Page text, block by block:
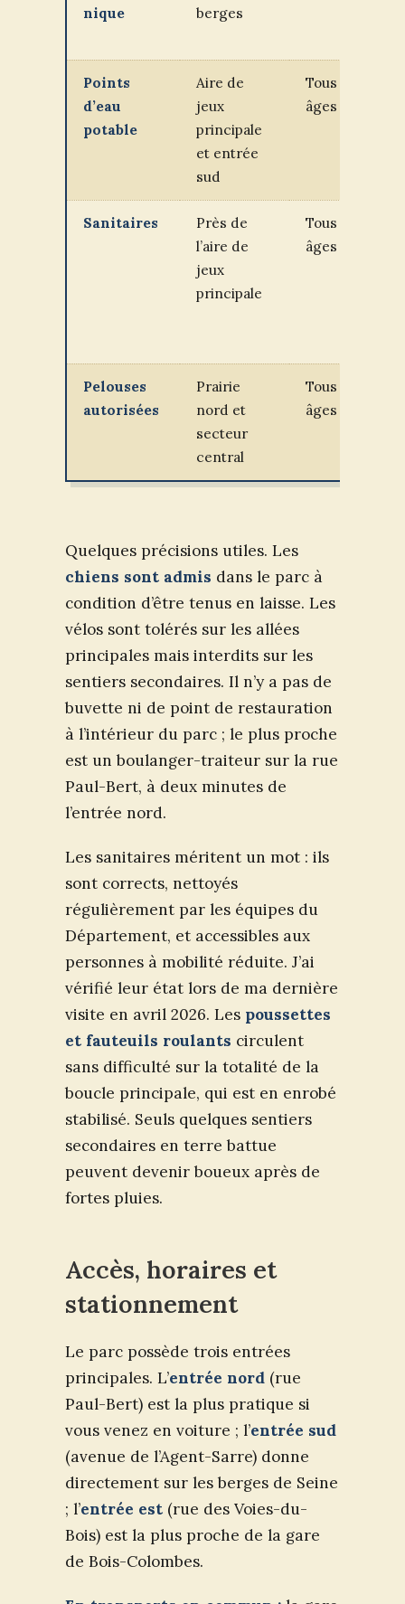
nique
berges
Points
d’eau
potable
Aire de
jeux
principale
et entrée
sud
Tous
âges
Sanitaires
Près de
l’aire de
jeux
principale
Tous
âges
Pelouses
autorisées
Prairie
nord et
secteur
central
Tous
âges
Quelques précisions utiles. Les
chiens sont admis dans le parc à
condition d’être tenus en laisse. Les
vélos sont tolérés sur les allées
principales mais interdits sur les
sentiers secondaires. Il n’y a pas de
buvette ni de point de restauration
à l’intérieur du parc ; le plus proche
est un boulanger-traiteur sur la rue
Paul-Bert, à deux minutes de
l’entrée nord.
Les sanitaires méritent un mot : ils
sont corrects, nettoyés
régulièrement par les équipes du
Département, et accessibles aux
personnes à mobilité réduite. J’ai
vérifié leur état lors de ma dernière
visite en avril 2026. Les poussettes
et fauteuils roulants circulent
sans difficulté sur la totalité de la
boucle principale, qui est en enrobé
stabilisé. Seuls quelques sentiers
secondaires en terre battue
peuvent devenir boueux après de
fortes pluies.
Accès, horaires et
stationnement
Le parc possède trois entrées
principales. L’entrée nord (rue
Paul-Bert) est la plus pratique si
vous venez en voiture ; l’entrée sud
(avenue de l’Agent-Sarre) donne
directement sur les berges de Seine
; l’entrée est (rue des Voies-du-
Bois) est la plus proche de la gare
de Bois-Colombes.